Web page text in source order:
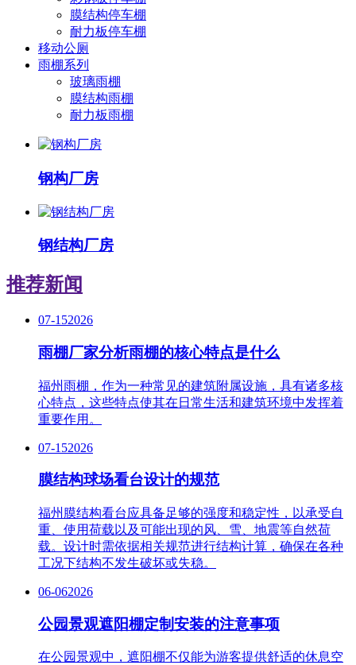
膜结构停车棚
耐力板停车棚
移动公厕
雨棚系列
玻璃雨棚
膜结构雨棚
耐力板雨棚
钢构厂房
钢结构厂房
推荐新闻
07-152026
雨棚厂家分析雨棚的核心特点是什么
福州雨棚，作为一种常见的建筑附属设施，具有诸多核
心特点，这些特点使其在日常生活和建筑环境中发挥着
重要作用。
07-152026
膜结构球场看台设计的规范
福州膜结构看台应具备足够的强度和稳定性，以承受自
重、使用荷载以及可能出现的风、雪、地震等自然荷
载。设计时需依据相关规范进行结构计算，确保在各种
工况下结构不发生破坏或失稳。
06-062026
公园景观遮阳棚定制安装的注意事项
在公园景观中，遮阳棚不仅能为游客提供舒适的休息空